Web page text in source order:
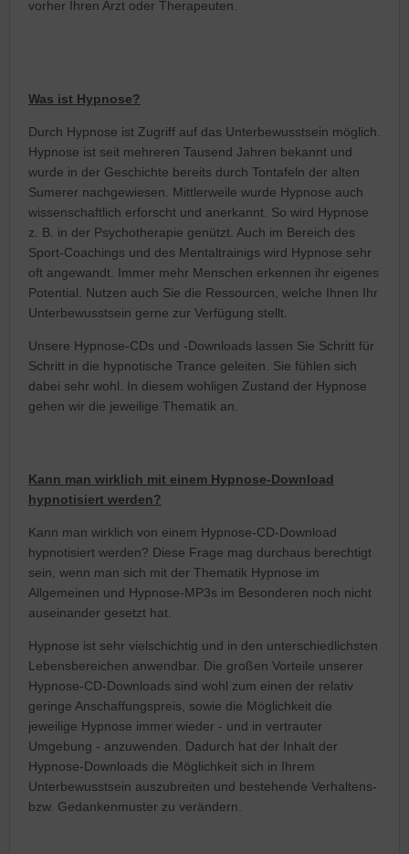
vorher Ihren Arzt oder Therapeuten.
Was ist Hypnose?
Durch Hypnose ist Zugriff auf das Unterbewusstsein möglich.
Hypnose ist seit mehreren Tausend Jahren bekannt und
wurde in der Geschichte bereits durch Tontafeln der alten
Sumerer nachgewiesen. Mittlerweile wurde Hypnose auch
wissenschaftlich erforscht und anerkannt. So wird Hypnose
z. B. in der Psychotherapie genützt. Auch im Bereich des
Sport-Coachings und des Mentaltrainigs wird Hypnose sehr
oft angewandt. Immer mehr Menschen erkennen ihr eigenes
Potential. Nutzen auch Sie die Ressourcen, welche Ihnen Ihr
Unterbewusstsein gerne zur Verfügung stellt.
Unsere Hypnose-CDs und -Downloads lassen Sie Schritt für
Schritt in die hypnotische Trance geleiten. Sie fühlen sich
dabei sehr wohl. In diesem wohligen Zustand der Hypnose
gehen wir die jeweilige Thematik an.
Kann man wirklich mit einem Hypnose-Download
hypnotisiert werden?
Kann man wirklich von einem Hypnose-CD-Download
hypnotisiert werden? Diese Frage mag durchaus berechtigt
sein, wenn man sich mit der Thematik Hypnose im
Allgemeinen und Hypnose-MP3s im Besonderen noch nicht
auseinander gesetzt hat.
Hypnose ist sehr vielschichtig und in den unterschiedlichsten
Lebensbereichen anwendbar. Die großen Vorteile unserer
Hypnose-CD-Downloads sind wohl zum einen der relativ
geringe Anschaffungspreis, sowie die Möglichkeit die
jeweilige Hypnose immer wieder - und in vertrauter
Umgebung - anzuwenden. Dadurch hat der Inhalt der
Hypnose-Downloads die Möglichkeit sich in Ihrem
Unterbewusstsein auszubreiten und bestehende Verhaltens-
bzw. Gedankenmuster zu verändern.